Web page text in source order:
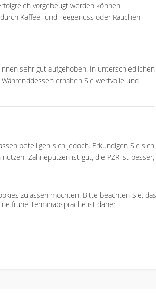
vorgebeugt werden können.
Kaffee- und Teegenuss oder Rauchen
sehr gut aufgehoben. In unterschiedlichen
erhalten Sie wertvolle und
beteiligen sich jedoch. Erkundigen Sie sich
Zähneputzen ist gut, die PZR ist besser,
frühe Terminabsprache ist daher
zulassen möchten. Bitte beachten Sie,